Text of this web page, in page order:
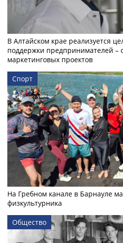
В Алтайском крае реализуется
поддержки предпринимателей –
маркетинговых проектов
Спорт
На Гребном канале в Барнауле
физкультурника
Общество